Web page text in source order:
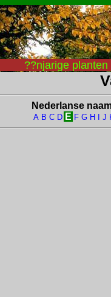
??njarige planten
Nederlanse
A B C D E F G H J